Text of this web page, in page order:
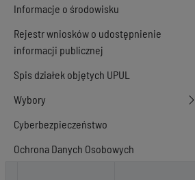
Informacje o środowisku
Rejestr wniosków o udostępnienie
informacji publicznej
Spis działek objętych UPUL
Wybory
Cyberbezpieczeństwo
Ochrona Danych Osobowych